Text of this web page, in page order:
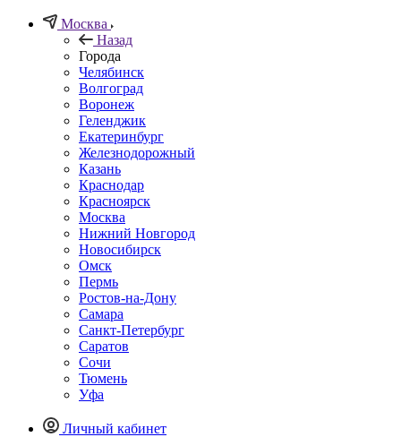
Москва
Назад
Города
Челябинск
Волгоград
Воронеж
Геленджик
Екатеринбург
Железнодорожный
Казань
Краснодар
Красноярск
Москва
Нижний Новгород
Новосибирск
Омск
Пермь
Ростов-на-Дону
Самара
Санкт-Петербург
Саратов
Сочи
Тюмень
Уфа
Личный кабинет